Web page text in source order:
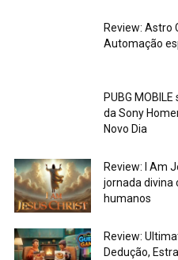
Review: Astro
Automação
PUBG
da Sony
Novo Dia
Review: I Am
jornada divina
humanos
Review:
Dedução,